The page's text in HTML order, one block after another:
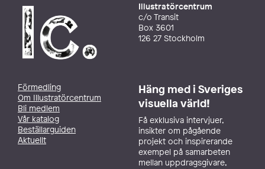
Illustratörcentrum
c/o Transit
Box 3601
126 27 Stockholm
Förmedling
Om Illustratörcentrum
Bli medlem
Vår katalog
Beställarguiden
Aktuellt
Häng med i Sveriges
visuella värld!
Få exklusiva intervjuer,
insikter om pågående
projekt och inspirerande
exempel på samarbeten
mellan uppdragsgivare,